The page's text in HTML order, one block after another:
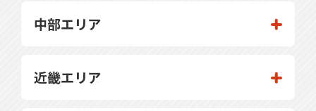
中部エリア
近畿エリア